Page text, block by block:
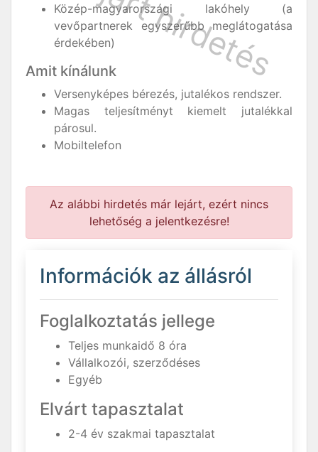
Közép-magyarországi lakóhely (a
vevőpartnerek egyszerűbb meglátogatása
érdekében)
Amit kínálunk
Versenyképes bérezés, jutalékos rendszer.
Magas teljesítményt kiemelt jutalékkal
párosul.
Mobiltelefon
Az alábbi hirdetés már lejárt, ezért nincs
lehetőség a jelentkezésre!
Információk az állásról
Foglalkoztatás jellege
Teljes munkaidő 8 óra
Vállalkozói, szerződéses
Egyéb
Elvárt tapasztalat
2-4 év szakmai tapasztalat